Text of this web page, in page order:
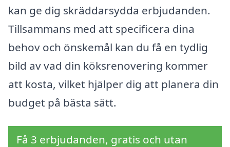
kan ge dig skräddarsydda erbjudanden.
Tillsammans med att specificera dina
behov och önskemål kan du få en tydlig
bild av vad din köksrenovering kommer
att kosta, vilket hjälper dig att planera din
budget på bästa sätt.
Få 3 erbjudanden, gratis och utan